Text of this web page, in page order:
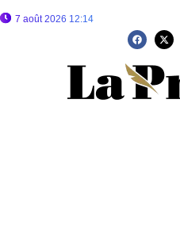
7 août 2026 12:14